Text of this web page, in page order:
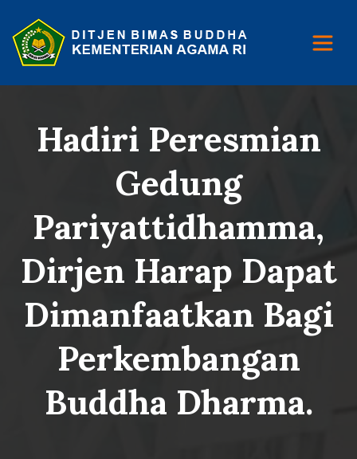
Hadiri Peresmian
Gedung
Pariyattidhamma,
Dirjen Harap Dapat
Dimanfaatkan Bagi
Perkembangan
Buddha Dharma.